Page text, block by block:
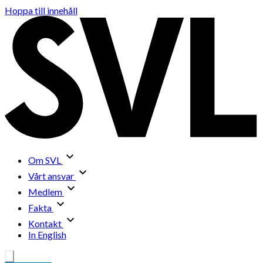
Hoppa till innehåll
Om SVL
Vårt ansvar
Medlem
Fakta
Kontakt
In English